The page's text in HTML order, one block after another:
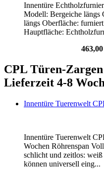
Innentüre
Modell: Bergeiche längs
längs Oberfläche:
Hauptfläche:
CPL Türen-
Lieferzeit 4-8
Innentüre Tuerenwelt
Innentüre Tuerenwelt
Wochen Röhrenspan
schlicht und zeitlos:
können universell eing...